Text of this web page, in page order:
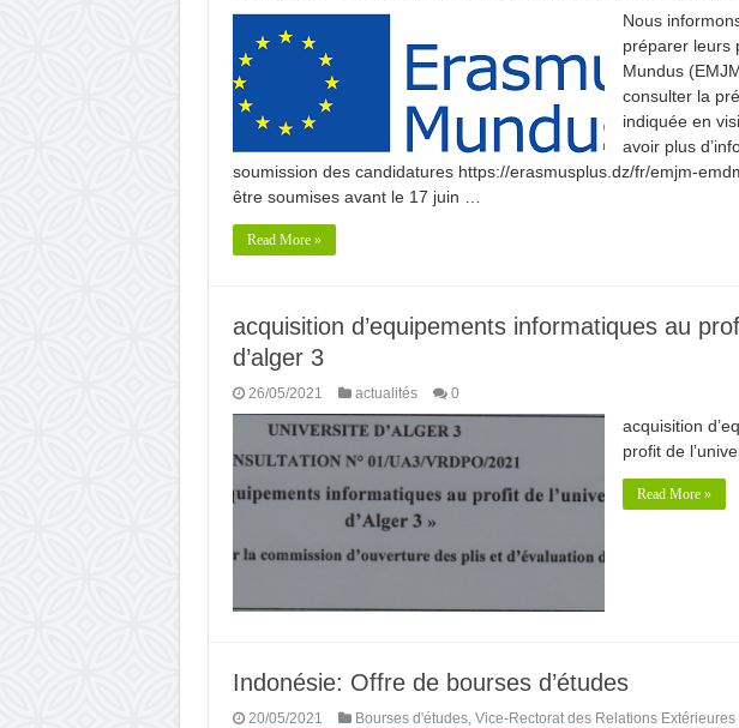
Nous
préparer leurs
Mundus
consulter la
indiquée en
avoir plus
soumission des candidatures https://erasmusplus.dz/fr/emjm-
être soumises avant le 17 juin …
Read More »
acquisition d’equipements informatiques au
d’alger 3
26/05/2021 actualités 0
acquisition
profit de
Read More »
Indonésie: Offre de bourses d’études
20/05/2021 Bourses d'études, Vice-Rectorat des Relations Extérieures